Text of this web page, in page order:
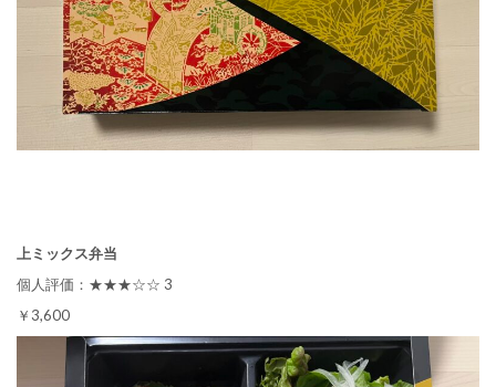
上ミックス弁当
個人評価：★★★☆☆ 3
￥3,600